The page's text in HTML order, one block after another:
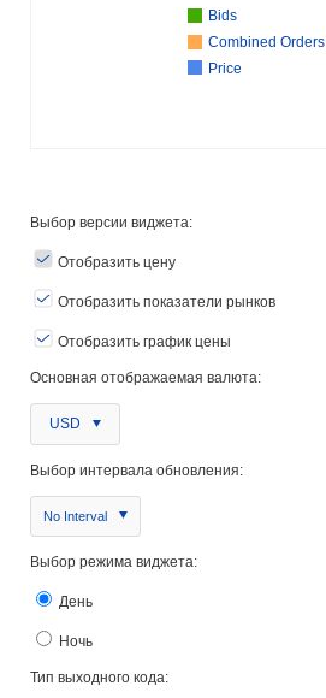
Bids
Combined Orders
Price
Выбор версии виджета:
Отобразить цену
Отобразить показатели рынков
Отобразить график цены
Основная отображаемая валюта:
USD
Выбор интервала обновления:
No Interval
Выбор режима виджета:
День
Ночь
Тип выходного кода: